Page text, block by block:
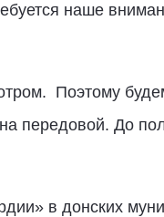
наше
Поэтому
передовой. До
в донских